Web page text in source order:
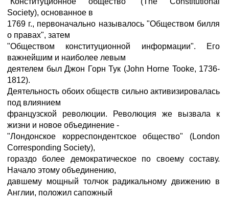
Society), основанное в
1769 г., первоначально называлось "Обществом билля
о правах", затем
"Обществом конституционной информации". Его
важнейшим и наиболее левым
деятелем был Джон Горн Тук (John Horne Tooke, 1736-
1812).
Деятельность обоих обществ сильно активизировалась
под влиянием
французской революции. Революция же вызвала к
жизни и новое объединение -
"Лондонское корреспондентское общество" (London
Corresponding Society),
гораздо более демократическое по своему составу.
Начало этому объединению,
давшему мощный толчок радикальному движению в
Англии, положил сапожный